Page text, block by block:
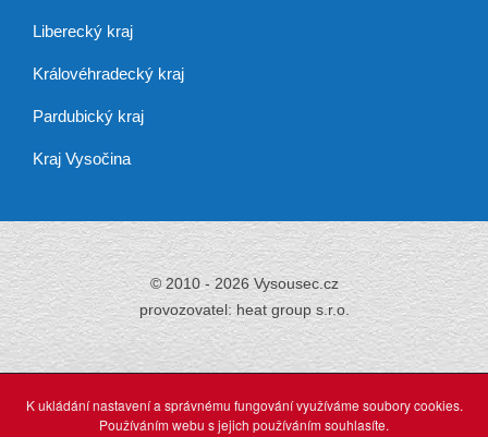
Liberecký kraj
Královéhradecký kraj
Pardubický kraj
Kraj Vysočina
© 2010 - 2026 Vysousec.cz
provozovatel: heat group s.r.o.
Již přes 30 letzajišťujeme odstraňování
vlhkosti,
K ukládání nastavení a správnému fungování využíváme soubory cookies.
Používáním webu s jejich používáním souhlasíte.